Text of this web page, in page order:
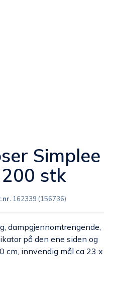
Simplee
stk
162339 (156736)
dampgjennomtrengende,
på den ene siden og
cm, innvendig mål ca 23 x